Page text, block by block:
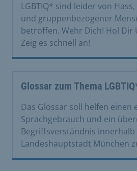
LGBTIQ* sind leider von
und gruppenbezogener
betroffen. Wehr Dich! Hol Dir
Zeig es schnell an!
Glossar zum Thema
Das Glossar soll helfen einen
Sprachgebrauch und ein
Begriffsverständnis innerhalb
Landeshauptstadt München